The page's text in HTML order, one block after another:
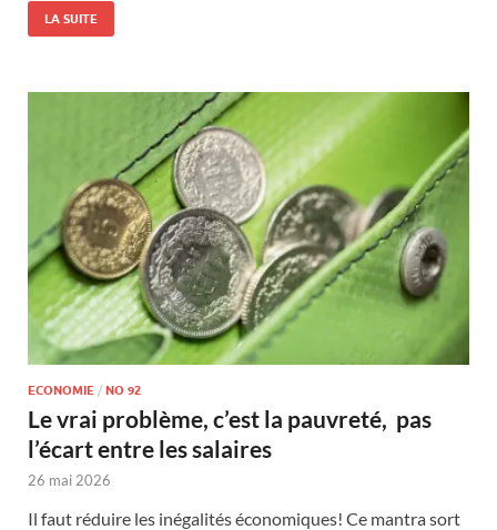
LA SUITE
ECONOMIE / NO 92
Le vrai problème, c’est la pauvreté, pas
l’écart entre les salaires
26 mai 2026
Il faut réduire les inégalités économiques! Ce mantra sort